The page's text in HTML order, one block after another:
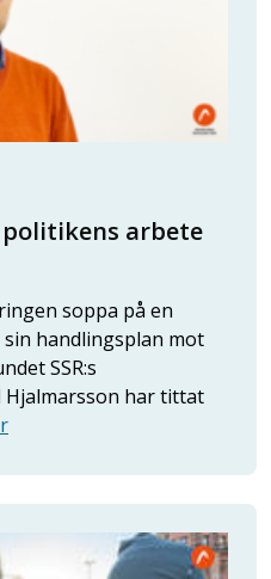
arbete
soppa på en
handlingsplan mot
SSR:s
har tittat